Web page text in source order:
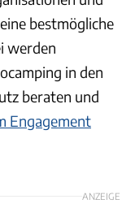
bestmögliche
werden
in den
beraten und
Engagement
ANZEIGE